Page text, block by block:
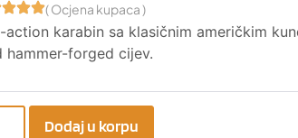
( Ocjena kupaca )
action karabin sa klasičnim američkim
hammer-forged cijev.
Dodaj u korpu